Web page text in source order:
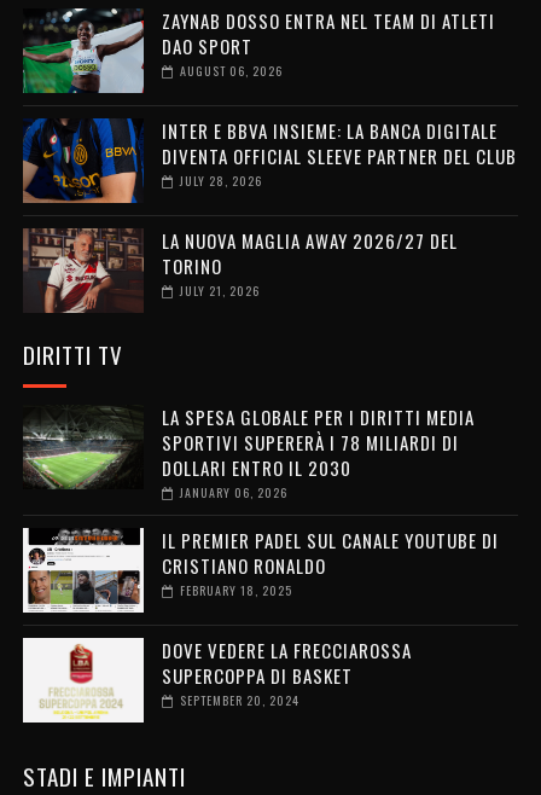
ZAYNAB DOSSO ENTRA NEL TEAM DI ATLETI
DAO SPORT
AUGUST 06, 2026
INTER E BBVA INSIEME: LA BANCA DIGITALE
DIVENTA OFFICIAL SLEEVE PARTNER DEL CLUB
JULY 28, 2026
LA NUOVA MAGLIA AWAY 2026/27 DEL
TORINO
JULY 21, 2026
DIRITTI TV
LA SPESA GLOBALE PER I DIRITTI MEDIA
SPORTIVI SUPERERÀ I 78 MILIARDI DI
DOLLARI ENTRO IL 2030
JANUARY 06, 2026
IL PREMIER PADEL SUL CANALE YOUTUBE DI
CRISTIANO RONALDO
FEBRUARY 18, 2025
DOVE VEDERE LA FRECCIAROSSA
SUPERCOPPA DI BASKET
SEPTEMBER 20, 2024
STADI E IMPIANTI